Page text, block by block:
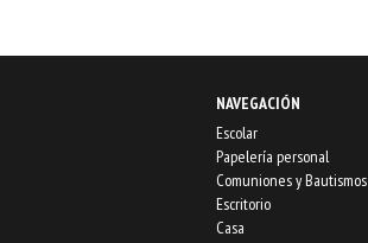
NAVEGACIÓN
Escolar
Papelería personal
Comuniones y Bautismos
Escritorio
Casa